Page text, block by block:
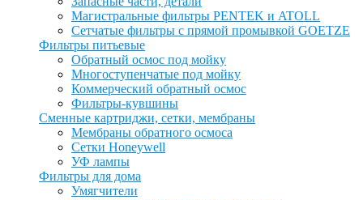
Магистральные фильтры PENTEK и ATOLL
Сетчатые фильтры с прямой промывкой GOETZE
Фильтры питьевые
Обратный осмос под мойку
Многоступенчатые под мойку
Коммерческий обратный осмос
Фильтры-кувшины
Сменные картриджи, сетки, мембраны
Мембраны обратного осмоса
Сетки Honeywell
УФ лампы
Фильтры для дома
Умягчители